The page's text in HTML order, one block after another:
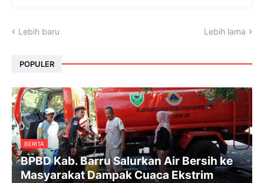
Lebih baru Lebih lama
POPULER
BERITA
BPBD Kab. Barru Salurkan Air Bersih ke
Masyarakat Dampak Cuaca Ekstrim